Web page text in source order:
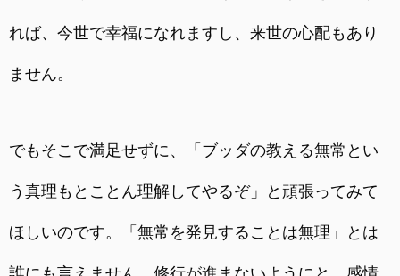
れば、今世で幸福になれますし、来世の心配もあり
ません。
でもそこで満足せずに、「ブッダの教える無常とい
う真理もとことん理解してやるぞ」と頑張ってみて
ほしいのです。「無常を発見することは無理」とは